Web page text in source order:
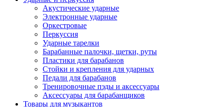
Акустические ударные
Электронные ударные
Оркестровые
Перкуссия
Ударные тарелки
Барабанные палочки, щетки, руты
Пластики для барабанов
Стойки и крепления для ударных
Педали для барабанов
Тренировочные пэды и аксессуары
Аксессуары для барабанщиков
Товары для музыкантов